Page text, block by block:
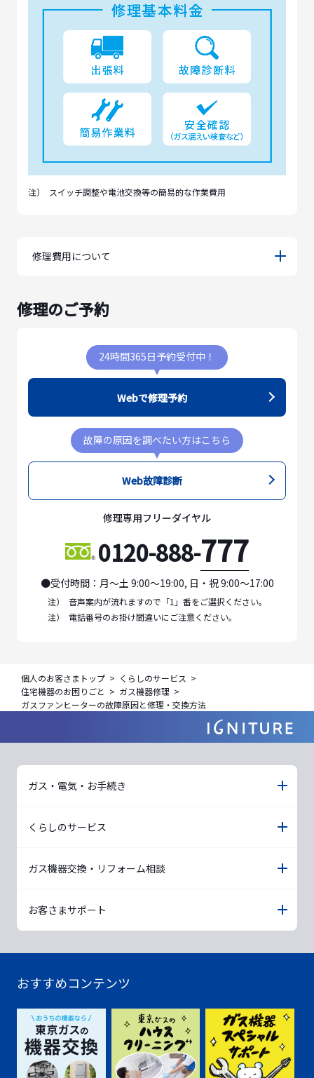
注） スイッチ調整や電池交換等の簡易的な作業費用
修理費用について
修理のご予約
24時間365日予約受付中！
Webで修理予約
故障の原因を調べたい方はこちら
Web故障診断
修理専用フリーダイヤル
0120-888-777
●受付時間：月～土 9:00～19:00, 日・祝 9:00～17:00
注）
音声案内が流れますので「1」番をご選択ください。
注）
電話番号のお掛け間違いにご注意ください。
個人のお客さまトップ
くらしのサービス
住宅機器のお困りごと
ガス機器修理
ガスファンヒーターの故障原因と修理・交換方法
ガス・電気・お手続き
くらしのサービス
ガス機器交換・リフォーム相談
お客さまサポート
おすすめコンテンツ